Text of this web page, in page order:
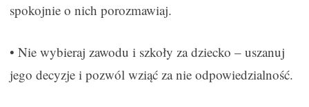
spokojnie o nich porozmawiaj.
• Nie wybieraj zawodu i szkoły za dziecko – uszanuj
jego decyzje i pozwól wziąć za nie odpowiedzialność.